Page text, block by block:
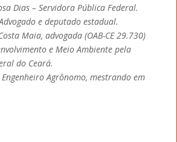
Dias – Servidora Pública Federal.
e deputado estadual.
Maia, advogada (OAB-CE 29.730)
e Meio Ambiente pela
do Ceará.
Agrônomo, mestrando em